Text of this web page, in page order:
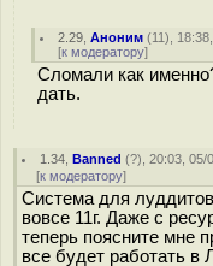
2.29 ,Аноним (11),
[к модератору]
Сломали как
дать.
1.34 ,Banned (?), 20:03, 05/
[к модератору]
Система для
вовсе 11г. Даже с
теперь поясните мне
все будет работать в